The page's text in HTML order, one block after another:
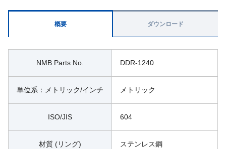
概要
NMB Parts No. DDR-1240
単位系：メトリック/インチ メトリック
ISO/JIS 604
材質 (リング) ステンレス鋼
ダウンロード